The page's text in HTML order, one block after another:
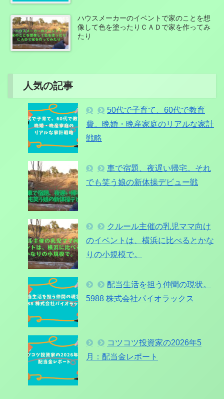
ハウスメーカーのイベントで家のことを想
像して色を塗ったりＣＡＤで家を作ってみ
たり
人気の記事
50代で子育て、60代で教育
費。晩婚・晩産家庭のリアルな家計
戦略
車で宿題、夜遅い帰宅。それ
でも笑う娘の新体操デビュー戦
クルール主催の乳児ママ向け
のイベントは、横浜に比べるとかな
りの小規模で。
配当生活を担う仲間の現状。
5988 株式会社パイオラックス
コツコツ投資家の2026年5
月：配当金レポート